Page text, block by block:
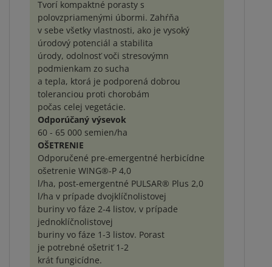
Tvorí kompaktné porasty s
polovzpriamenými úbormi. Zahŕňa
v sebe všetky vlastnosti, ako je vysoký
úrodový potenciál a stabilita
úrody, odolnosť voči stresovýmn
podmienkam zo sucha
a tepla, ktorá je podporená dobrou
toleranciou proti chorobám
počas celej vegetácie.
Odporúčaný výsevok
60 - 65 000 semien/ha
OŠETRENIE
Odporučené pre-emergentné herbicídne
ošetrenie WING®-P 4,0
l/ha, post-emergentné PULSAR® Plus 2,0
l/ha v prípade dvojklíčnolistovej
buriny vo fáze 2-4 listov, v prípade
jednoklíčnolistovej
buriny vo fáze 1-3 listov. Porast
je potrebné ošetriť 1-2
krát fungicídne.